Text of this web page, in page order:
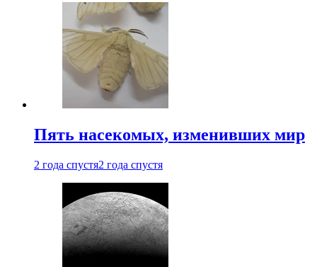
Пять насекомых, изменивших мир
2 года спустя2 года спустя